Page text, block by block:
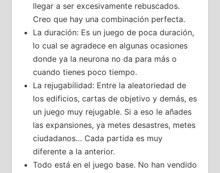
llegar a ser excesivamente rebuscados.
Creo que hay una combinación perfecta.
La duración: Es un juego de poca duración,
lo cual se agradece en algunas ocasiones
donde ya la neurona no da para más o
cuando tienes poco tiempo.
La rejugabilidad: Entre la aleatoriedad de
los edificios, cartas de objetivo y demás, es
un juego muy rejugable. Si a eso le añades
las expansiones, ya metes desastres, metes
ciudadanos… Cada partida es muy
diferente a la anterior.
Todo está en el juego base. No han vendido